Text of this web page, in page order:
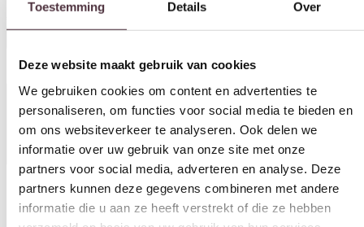
Deze website maakt gebruik van cookies
personaliseren, om functies voor social media te bieden en
informatie over uw gebruik van onze site met onze
partners voor social media, adverteren en analyse. Deze
partners kunnen deze gegevens combineren met andere
informatie die u aan ze heeft verstrekt of die ze hebben
verzameld op basis van uw gebruik van hun services.
Toestemmingsselectie
Specificaties
Rechthoekig